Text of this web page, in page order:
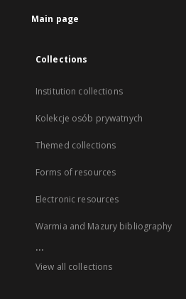
Main page
Collections
Institution collections
Kolekcje osób prywatnych
Themed collections
Forms of resources
Electronic resources
Warmia and Mazury bibliography
...
View all collections